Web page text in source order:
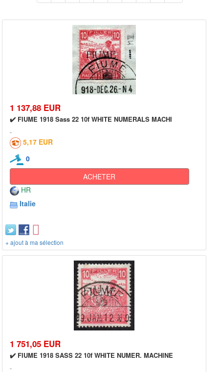
1 137,88 EUR
✔️ FIUME 1918 Sass 22 10f WHITE NUMERALS MACHI
5,17 EUR
0
ACHETER
HR
Italie
+ ajout à ma sélection
1 751,05 EUR
✔️ FIUME 1918 SASS 22 10f WHITE NUMER. MACHINE